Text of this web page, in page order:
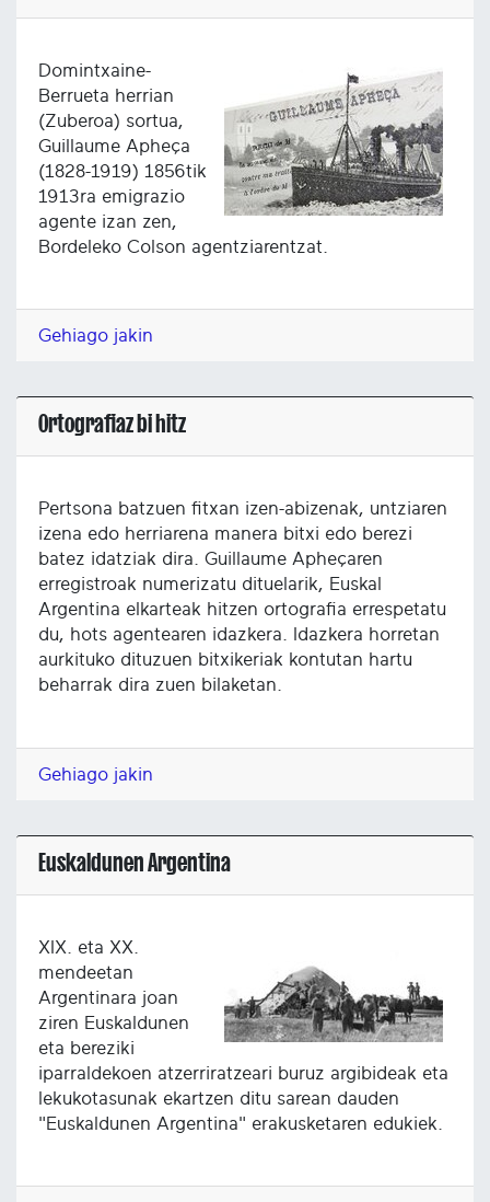
Domintxaine-
Berrueta herrian
(Zuberoa) sortua,
Guillaume Apheça
(1828-1919) 1856tik
1913ra emigrazio
agente izan zen,
Bordeleko Colson agentziarentzat.
Gehiago jakin
Ortografiaz bi hitz
Pertsona batzuen fitxan izen-abizenak, untziaren
izena edo herriarena manera bitxi edo berezi
batez idatziak dira. Guillaume Apheçaren
erregistroak numerizatu dituelarik, Euskal
Argentina elkarteak hitzen ortografia errespetatu
du, hots agentearen idazkera. Idazkera horretan
aurkituko dituzuen bitxikeriak kontutan hartu
beharrak dira zuen bilaketan.
Gehiago jakin
Euskaldunen Argentina
XIX. eta XX.
mendeetan
Argentinara joan
ziren Euskaldunen
eta bereziki
iparraldekoen atzerriratzeari buruz argibideak eta
lekukotasunak ekartzen ditu sarean dauden
"Euskaldunen Argentina" erakusketaren edukiek.